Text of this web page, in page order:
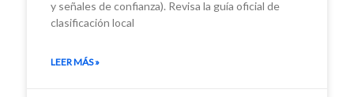
y señales de confianza). Revisa la guía oficial de
clasificación local
LEER MÁS »